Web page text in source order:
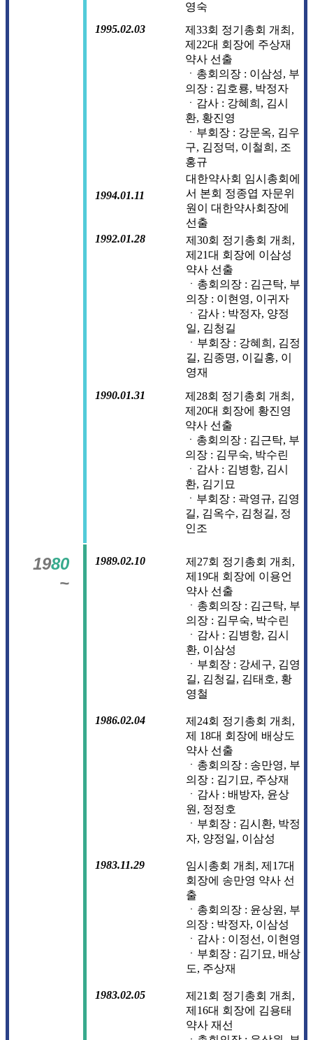
영숙
1995.02.03
제33회 정기총회 개최,
제22대 회장에 주상재
약사 선출
ㆍ총회의장 : 이삼성, 부
의장 : 김호룡, 박정자
ㆍ감사 : 강혜희, 김시
환, 황진영
ㆍ부회장 : 강문옥, 김우
구, 김정덕, 이철희, 조
홍규
1994.01.11
대한약사회 임시총회에
서 본회 정종엽 자문위
원이 대한약사회장에
선출
1992.01.28
제30회 정기총회 개최,
제21대 회장에 이삼성
약사 선출
ㆍ총회의장 : 김근탁, 부
의장 : 이현영, 이귀자
ㆍ감사 : 박정자, 양정
일, 김청길
ㆍ부회장 : 강혜희, 김정
길, 김종명, 이길홍, 이
영재
1990.01.31
제28회 정기총회 개최,
제20대 회장에 황진영
약사 선출
ㆍ총회의장 : 김근탁, 부
의장 : 김무숙, 박수린
ㆍ감사 : 김병항, 김시
환, 김기묘
ㆍ부회장 : 곽영규, 김영
길, 김옥수, 김청길, 정
인조
1980
~
1989.02.10
제27회 정기총회 개최,
제19대 회장에 이용언
약사 선출
ㆍ총회의장 : 김근탁, 부
의장 : 김무숙, 박수린
ㆍ감사 : 김병항, 김시
환, 이삼성
ㆍ부회장 : 강세구, 김영
길, 김청길, 김태호, 황
영철
1986.02.04
제24회 정기총회 개최,
제 18대 회장에 배상도
약사 선출
ㆍ총회의장 : 송만영, 부
의장 : 김기묘, 주상재
ㆍ감사 : 배방자, 윤상
원, 정정호
ㆍ부회장 : 김시환, 박정
자, 양정일, 이삼성
1983.11.29
임시총회 개최, 제17대
회장에 송만영 약사 선
출
ㆍ총회의장 : 윤상원, 부
의장 : 박정자, 이삼성
ㆍ감사 : 이정선, 이현영
ㆍ부회장 : 김기묘, 배상
도, 주상재
1983.02.05
제21회 정기총회 개최,
제16대 회장에 김용태
약사 재선